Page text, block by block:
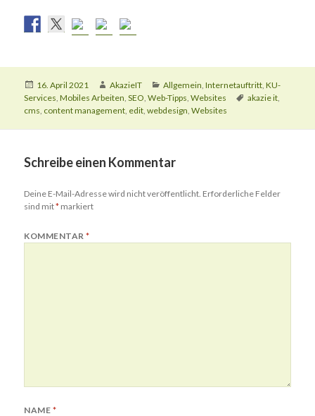
Veröffentlicht
am
16. April 2021 Autor
AkazieIT Kategorien
Allgemein,Internetauftritt,KU-
Services,Mobiles Arbeiten,SEO,Web-Tipps,Websites Schlagwörter
akazie it,
cms, content management, edit,webdesign,Websites
Schreibe einen Kommentar
Deine E-Mail-Adresse wird nicht veröffentlicht. Erforderliche Felder
sind mit* markiert
KOMMENTAR*
NAME *